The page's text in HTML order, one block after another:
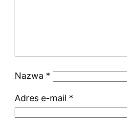
Nazwa *
Adres e-mail *